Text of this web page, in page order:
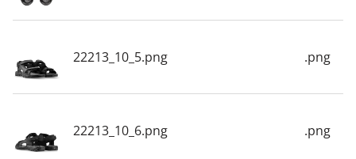
22213_10_5.png .png
22213_10_6.png .png